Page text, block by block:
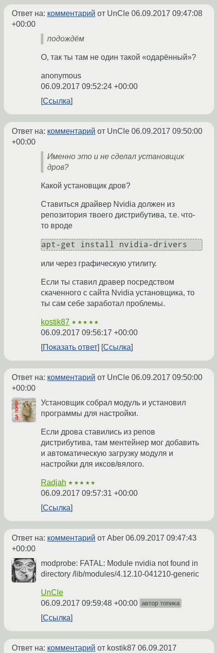
Ответ на: комментарий от UnCle 06.09.2017 09:47:08
+00:00
подождём
О, так ты там не один такой «одарённый»?
anonymous
06.09.2017 09:52:24 +00:00
Ссылка
Ответ на: комментарий от UnCle 06.09.2017 09:50:00
+00:00
Именно это и не сделал установщик
дров?
Какой установщик дров?
Ставиться драйвер Nvidia должен из
репозитория твоего дистрибутива, т.е. что-
то вроде
или через графическую утилиту.
Если ты ставил дравер посредством
скаченного с сайта Nvidia установщика, то
ты сам себе заработал проблемы.
kostik87 ★★★★★
06.09.2017 09:56:17 +00:00
Показать ответ
Ссылка
Ответ на: комментарий от UnCle 06.09.2017 09:50:00
+00:00
Установщик собрал модуль и установил
программы для настройки.
Если дрова ставились из репов
дистрибутива, там ментейнер мог добавить
и автоматическую загрузку модуля и
настройки для иксов/вялого.
Radjah ★★★★★
06.09.2017 09:57:31 +00:00
Ссылка
Ответ на: комментарий от Aber 06.09.2017 09:47:43
+00:00
modprobe: FATAL: Module nvidia not found in
directory /lib/modules/4.12.10-041210-generic
UnCle
06.09.2017 09:59:48 +00:00 автор топика
Ссылка
Ответ на: комментарий от kostik87 06.09.2017